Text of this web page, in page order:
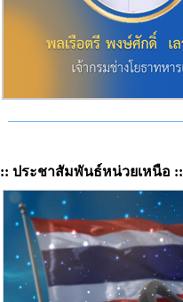
:: ประชาสัมพันธ์หน่วยเหนือ ::